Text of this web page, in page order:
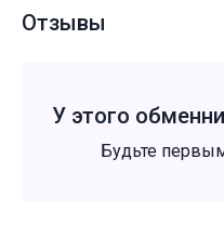
Отзывы
У этого
Будьте